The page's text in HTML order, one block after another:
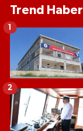
Trend
1
2